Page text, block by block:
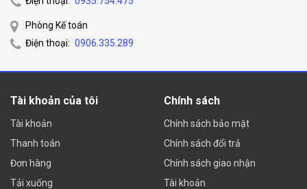
Phòng Kế toán
Điện thoại: 0906.335.289
Tài khoản của tôi
Tài khoản
Thanh toán
Đơn hàng
Tải xuống
Chính sách
Chính sách bảo mật
Chính sách đổi trả
Chính sách giao nhận
Tài khoản